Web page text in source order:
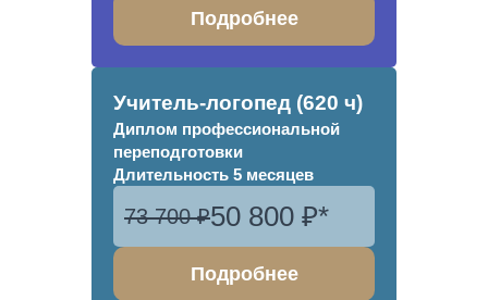
Подробнее
Учитель-логопед (620 ч)
Диплом профессиональной
переподготовки
Длительность 5 месяцев
73 700 ₽50 800 ₽*
Подробнее